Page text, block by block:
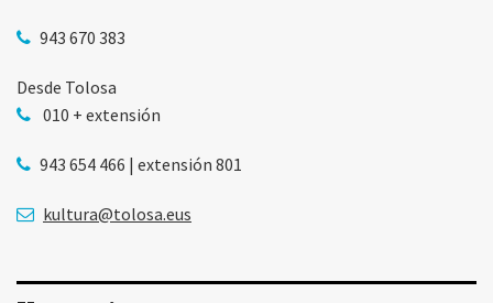
943 670 383
Desde Tolosa
010 + extensión
943 654 466 | extensión 801
kultura@tolosa.eus